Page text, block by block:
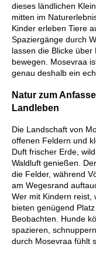
dieses ländlichen
mitten im
Kinder erleben Tiere
Spaziergänge durch
lassen die Blicke
bewegen. Mosevraa
genau deshalb ein
Natur zum
Landleben
Die Landschaft von
offenen Feldern und
Duft frischer Erde,
Waldluft genießen.
die Felder, während
am Wegesrand
Wer mit Kindern reist,
bieten genügend
Beobachten. Hunde
spazieren,
durch Mosevraa fühlt